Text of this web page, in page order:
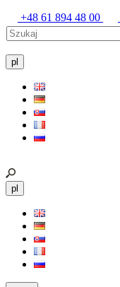
+48 61 894 48 00
pl
pl